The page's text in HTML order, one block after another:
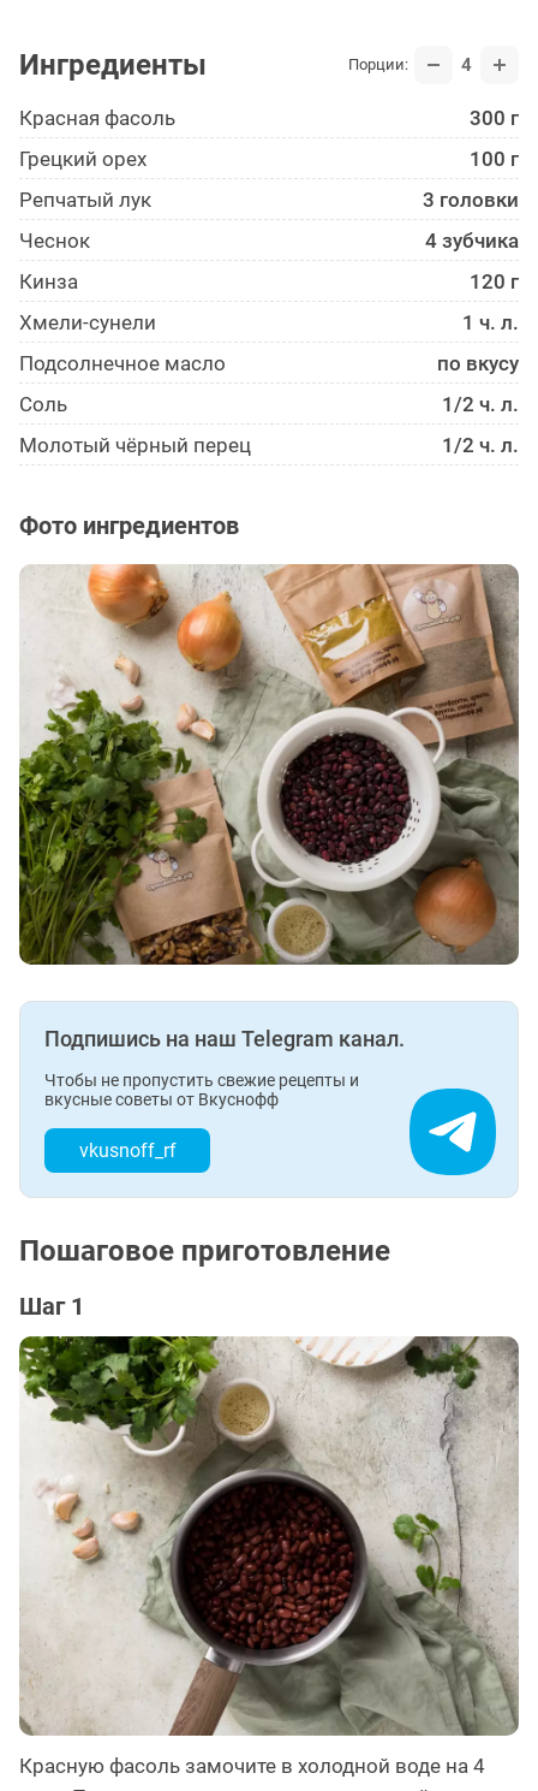
Ингредиенты Порции: 4
Красная фасоль
300 г
Грецкий орех
100 г
Репчатый лук
3 головки
Чеснок
4 зубчика
Кинза
120 г
Хмели-сунели
1 ч. л.
Подсолнечное масло
по вкусу
Соль
1/2 ч. л.
Молотый чёрный перец
1/2 ч. л.
Фото ингредиентов
Подпишись на наш Telegram канал.
Чтобы не пропустить свежие рецепты и
вкусные советы от Вкуснофф
vkusnoff_rf
Пошаговое приготовление
Шаг 1
Красную фасоль замочите в холодной воде на 4